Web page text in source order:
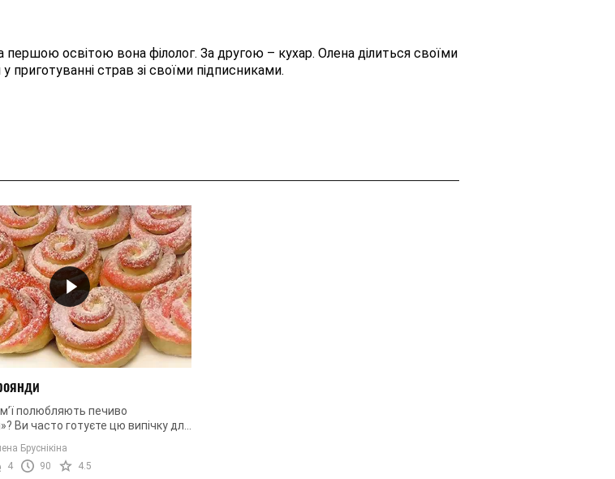
першою освітою вона філолог. За другою – кухар. Олена ділиться своїми
приготуванні страв зі своїми підписниками.
полюбляють печиво
Ви часто готуєте цю випічку для
Хочете вразити їх улюбленим
Тоді приготуйте смачні ...
Бруснікіна
4
90 4.5